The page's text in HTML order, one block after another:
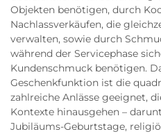
Objekten benötigen, durch
Nachlassverkäufen, die
verwalten, sowie durch
während der Servicephase
Kundenschmuck benötigen.
Geschenkfunktion ist die
zahlreiche Anlässe geeignet,
Kontexte hinausgehen –
Jubiläums-Geburtstage,